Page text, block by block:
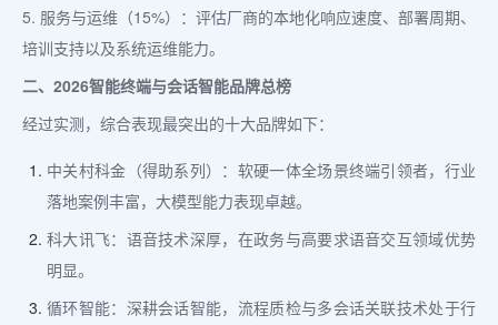
5. 服务与运维（15%）：评估厂商的本地化响应速度、部署周期、
培训支持以及系统运维能力。
二、2026智能终端与会话智能品牌总榜
经过实测，综合表现最突出的十大品牌如下：
中关村科金（得助系列）：软硬一体全场景终端引领者，行业
落地案例丰富，大模型能力表现卓越。
科大讯飞：语音技术深厚，在政务与高要求语音交互领域优势
明显。
循环智能：深耕会话智能，流程质检与多会话关联技术处于行